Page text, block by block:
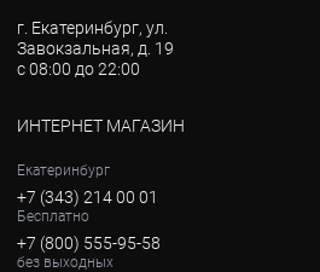
г. Екатеринбург, ул.
Завокзальная, д. 19
с 08:00 до 22:00
ИНТЕРНЕТ МАГАЗИН
Екатеринбург
+7 (343) 214 00 01
Бесплатно
+7 (800) 555-95-58
без выходных